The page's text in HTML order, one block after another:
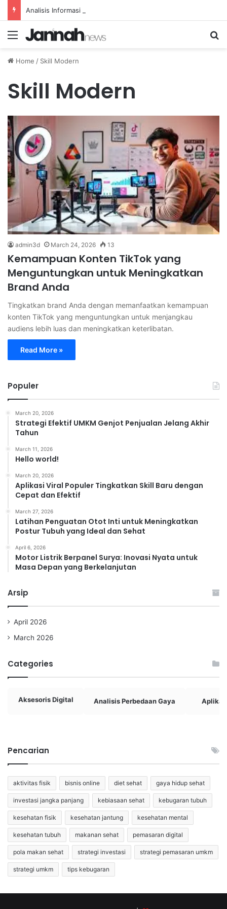
Menu
Home / Skill Modern
Skill Modern
admin3d March 24, 2026 13
Kemampuan Konten TikTok yang
Menguntungkan untuk Meningkatkan
Brand Anda
Tingkatkan brand Anda dengan memanfaatkan kemampuan
konten TikTok yang menguntungkan untuk menjangkau
audiens lebih luas dan meningkatkan keterlibatan.
Read More »
Populer
March 20, 2026
Strategi Efektif UMKM Genjot Penjualan Jelang Akhir
Tahun
March 11, 2026
Hello world!
March 20, 2026
Aplikasi Viral Populer Tingkatkan Skill Baru dengan
Cepat dan Efektif
March 27, 2026
Latihan Penguatan Otot Inti untuk Meningkatkan
Postur Tubuh yang Ideal dan Sehat
April 6, 2026
Motor Listrik Berpanel Surya: Inovasi Nyata untuk
Masa Depan yang Berkelanjutan
Arsip
April 2026
March 2026
Categories
Aksesoris Digital Analisis Perbedaan Gaya
Pencarian
aktivitas fisik bisnis online diet sehat gaya hidup sehat
investasi jangka panjang kebiasaan sehat kebugaran tubuh
kesehatan fisik kesehatan jantung kesehatan mental
kesehatan tubuh makanan sehat pemasaran digital
pola makan sehat strategi investasi strategi pemasaran umkm
strategi umkm tips kebugaran